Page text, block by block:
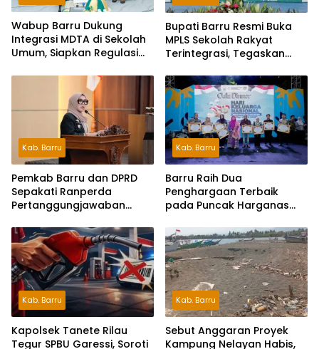
Wabup Barru Dukung
Integrasi MDTA di Sekolah
Umum, Siapkan Regulasi
Bupati Barru Resmi Buka
MPLS Sekolah Rakyat
Terintegrasi, Tegaskan
Depan Generasi
Kab. Barru
Pemkab Barru dan DPRD
Sepakati Ranperda
Pertanggungjawaban
Komitmen Tata Kelola dan
Perlindungan Anak
Kab. Barru
Barru Raih Dua
Penghargaan Terbaik
pada Puncak Harganas
Selatan
Kab. Barru
Kapolsek Tanete Rilau
Tegur SPBU Garessi, Soroti
Kab. Barru
Sebut Anggaran Proyek
Kampung Nelayan Habis,